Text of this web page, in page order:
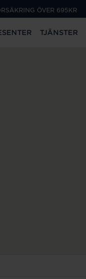
ÖVER 695KR
TJÄNSTER